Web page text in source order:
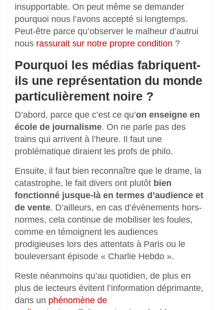
insupportable. On peut même se demander
pourquoi nous l’avons accepté si longtemps.
Peut-être parce qu’observer le malheur d’autrui
nous rassurait sur notre propre condition ?
Pourquoi les médias fabriquent-
ils une représentation du monde
particulièrement noire ?
D’abord, parce que c’est ce qu’on enseigne en
école de journalisme. On ne parle pas des
trains qui arrivent à l’heure. Il faut une
problématique diraient les profs de philo.
Ensuite, il faut bien reconnaître que le drame, la
catastrophe, le fait divers ont plutôt bien
fonctionné jusque-là en termes d’audience et
de vente. D’ailleurs, en cas d’évènements hors-
normes, cela continue de mobiliser les foules,
comme en témoignent les audiences
prodigieuses lors des attentats à Paris ou le
bouleversant épisode « Charlie Hebdo ».
Reste néanmoins qu’au quotidien, de plus en
plus de lecteurs évitent l’information déprimante,
dans un phénomène de